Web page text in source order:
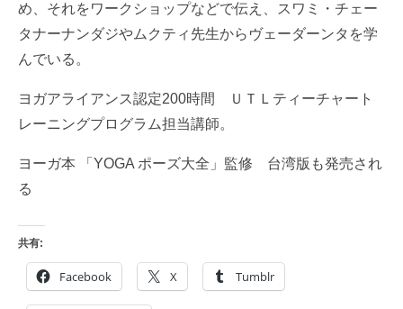
め、それをワークショップなどで伝え、スワミ・チェー
タナーナンダジやムクティ先生からヴェーダーンタを学
んでいる。
ヨガアライアンス認定200時間 ＵＴＬティーチャート
レーニングプログラム担当講師。
ヨーガ本 「YOGA ポーズ大全」監修 台湾版も発売され
る
共有:
Facebook X Tumblr